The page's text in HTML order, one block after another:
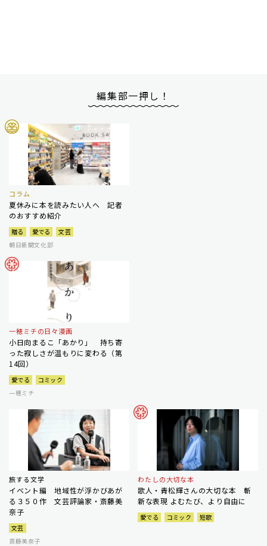
編集部一押し！
コラム
夏休みに本を読みたい人へ 記者
のおすすめ紹介
贈る 愛でる
文芸
朝日新聞文化部
一穂ミチの日々漫画
小日向まるこ「あかり」 持ち寄
った寂しさが温もりに変わる（第
14回）
愛でる
コミック
一穂ミチ
旅する文学
イベント編 地域性が浮かびあが
る３５０作 文芸評論家・斎藤美
奈子
文芸
斎藤美奈子
わたしの大切な本
歌人・青松輝さんの大切な本 斬
新な表現 よむたび、より自由に
愛でる コミック 短歌